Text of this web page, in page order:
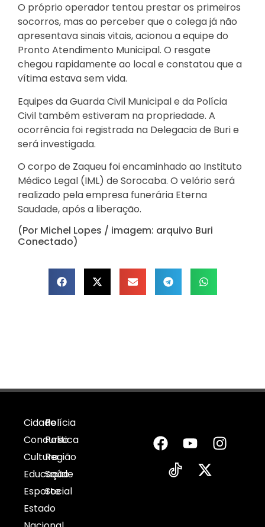
O próprio operador tentou prestar os primeiros
socorros, mas ao perceber que o colega já não
apresentava sinais vitais, acionou a equipe do
Pronto Atendimento Municipal. O resgate
chegou rapidamente ao local e constatou que a
vítima estava sem vida.
Equipes da Guarda Civil Municipal e da Polícia
Civil também estiveram na propriedade. A
ocorrência foi registrada na Delegacia de Buri e
será investigada.
O corpo de Zaqueu foi encaminhado ao Instituto
Médico Legal (IML) de Sorocaba. O velório será
realizado pela empresa funerária Eterna
Saudade, após a liberação.
(Por Michel Lopes / imagem: arquivo Buri
Conectado)
Cidade
Concurso
Cultura
Educação
Esporte
Estado
Polícia
Politica
Região
Saúde
Social